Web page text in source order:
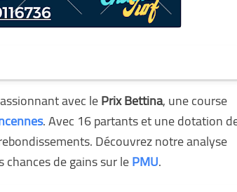
avec lePrix Bettina, une course
. Avec 16 partants et une dotation
Découvrez notre analyse
de gains sur lePMU.